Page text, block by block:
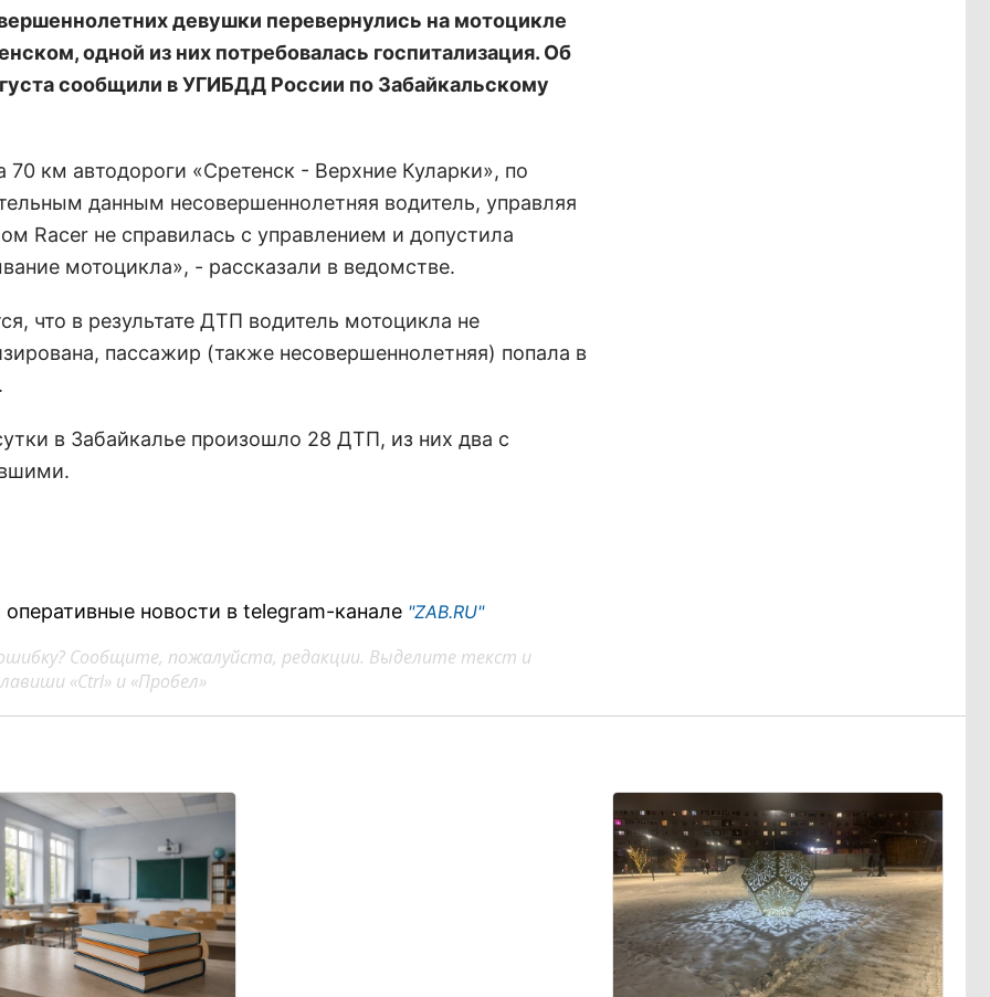
девушки перевернулись на мотоцикле
одной из них потребовалась госпитализация. Об
сообщили в УГИБДД России по Забайкальскому
70 км автодороги «Сретенск - Верхние Куларки», по
данным несовершеннолетняя водитель, управляя
Racer не справилась с управлением и допустила
мотоцикла», - рассказали в ведомстве.
что в результате ДТП водитель мотоцикла не
пассажир (также несовершеннолетняя) попала в
в Забайкалье произошло 28 ДТП, из них два с
новости в telegram-канале "ZAB.RU"
Сообщите, пожалуйста, редакции. Выделите текст и
«Ctrl» и «Пробел»